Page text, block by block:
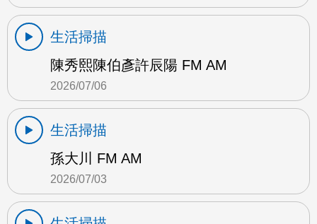
生活掃描
陳秀熙陳伯彥許辰陽 FM AM
2026/07/06
生活掃描
孫大川 FM AM
2026/07/03